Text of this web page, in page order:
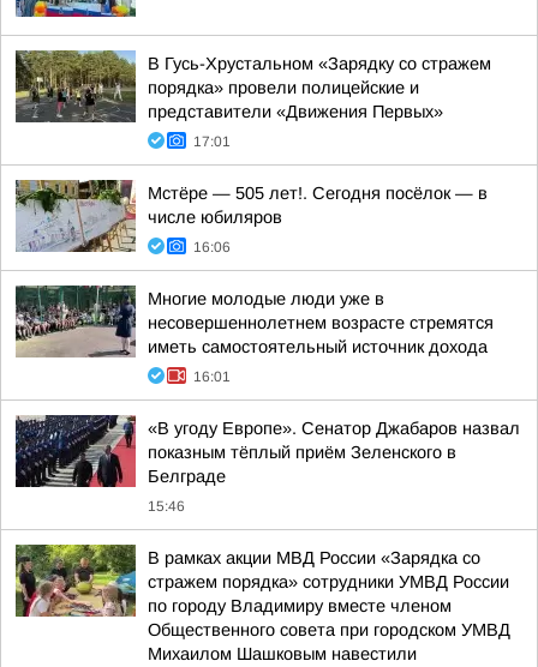
В Гусь-Хрустальном «Зарядку со стражем
порядка» провели полицейские и
представители «Движения Первых»
17:01
Мстёре — 505 лет!. Сегодня посёлок — в
числе юбиляров
16:06
Многие молодые люди уже в
несовершеннолетнем возрасте стремятся
иметь самостоятельный источник дохода
16:01
«В угоду Европе». Сенатор Джабаров назвал
показным тёплый приём Зеленского в
Белграде
15:46
В рамках акции МВД России «Зарядка со
стражем порядка» сотрудники УМВД России
по городу Владимиру вместе членом
Общественного совета при городском УМВД
Михаилом Шашковым навестили